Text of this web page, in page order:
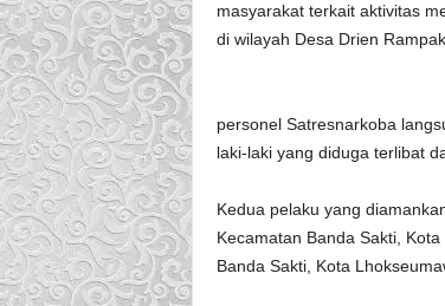
masyarakat terkait aktivitas
di wilayah Desa Drien Rampak.
personel Satresnarkoba
laki-laki yang diduga terlibat
Kedua pelaku yang
Kecamatan Banda Sakti,
Banda Sakti, Kota